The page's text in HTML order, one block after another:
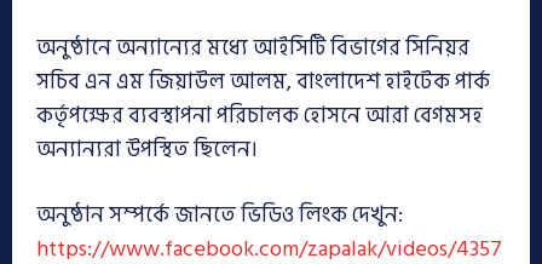
অনুষ্ঠানে অন্যান্যের মধ্যে আইসিটি বিভাগের সিনিয়র
সচিব এন এম জিয়াউল আলম, বাংলাদেশ হাইটেক পার্ক
কর্তৃপক্ষের ব্যবস্থাপনা পরিচালক হোসনে আরা বেগমসহ
অন্যান্যরা উপস্থিত ছিলেন।
অনুষ্ঠান সম্পর্কে জানতে ভিডিও লিংক দেখুন:
https://www.facebook.com/zapalak/videos/4357